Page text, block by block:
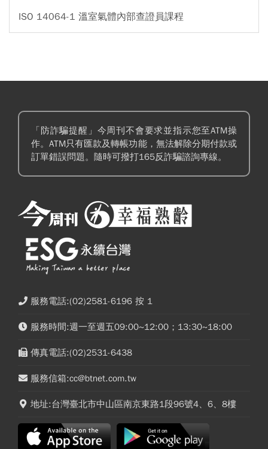
ISO 14064-1 溫室氣體內部查證員課程
「防詐騙提醒」今周刊不會要求並指示您至ATM操
作。ATM只有匯款及轉帳功能，無法解除分期付款或
訂單錯誤問題。隨時可撥打165反詐騙諮詢專線。
服務電話:(02)2581-6196 按 1
服務時間:週一至週五09:00~12:00；13:30~18:00
傳真電話:(02)2531-6438
服務信箱:cc@btnet.com.tw
地址:台灣臺北市中山區南京東路1段96號4、6、8樓